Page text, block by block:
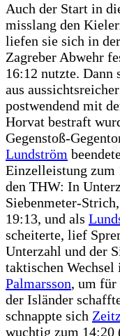
Auch der Start in
misslang den
liefen sie sich in
Zagreber Abwehr
16:12 nutzte. Dann
aus
postwendend mit
Horvat bestraft
Gegenstoß-
Lundström
Einzelleistung zum
den THW: In
Siebenmeter-
19:13, und als
scheiterte, lief
Unterzahl und der
taktischen
Palmarsson, um für
der Isländer
schnappte sich
wuchtig zum 14:20